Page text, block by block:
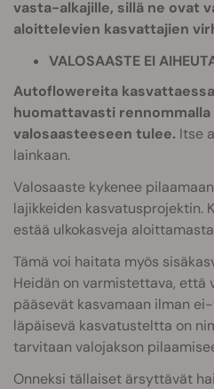
vasta-alkajille, sillä ne ovat
aloittelevien kasvattajien
VALOSAASTE EI
Autoflowereita
huomattavasti
valosaasteeseen tulee. Itse
lainkaan.
Valosaaste kykenee
lajikkeiden kasvatusprojektin.
estää ulkokasveja
Tämä voi haitata myös
Heidän on varmistettava, että
pääsevät kasvamaan ilman
läpäisevä kasvatusteltta on
tarvitaan valojakson
Onneksi tällaiset ärsyttävät